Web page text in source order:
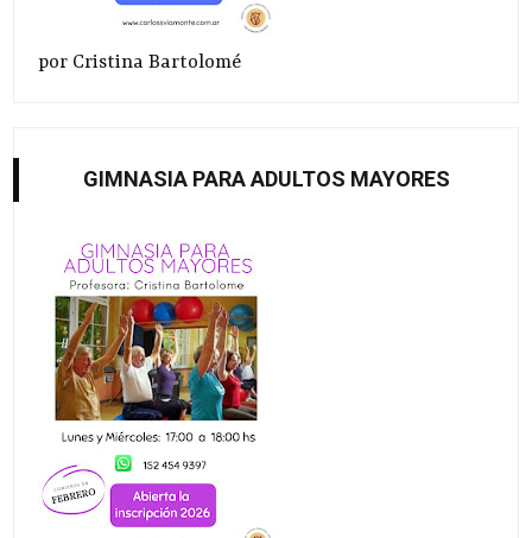
por Cristina Bartolomé
GIMNASIA PARA ADULTOS MAYORES